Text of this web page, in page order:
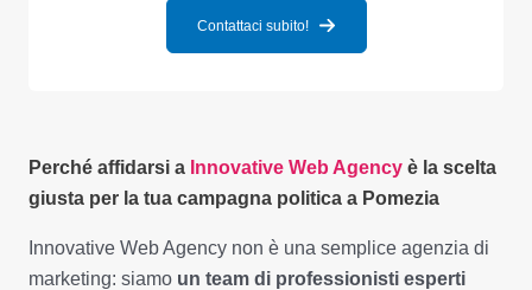
Contattaci subito!
Perché affidarsi a Innovative Web Agency è la scelta
giusta per la tua campagna politica a Pomezia
Innovative Web Agency non è una semplice agenzia di
marketing: siamo un team di professionisti esperti